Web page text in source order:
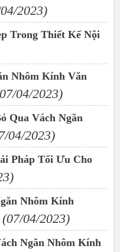
2023)
Trong Thiết Kế Nội
Nhôm Kính Văn
04/2023)
Qua Vách Ngăn
04/2023)
Pháp Tối Ưu Cho
Nhôm Kính
(07/04/2023)
Ngăn Nhôm Kính